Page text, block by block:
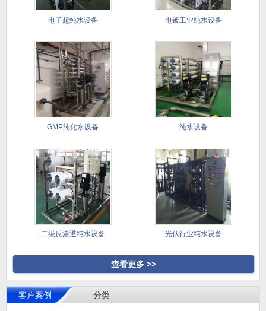
电子超纯水设备 电镀工业纯水设备
GMP纯化水设备 纯水设备
二级反渗透纯水设备 光伏行业纯水设备
查看更多 >>
客户案例 分类